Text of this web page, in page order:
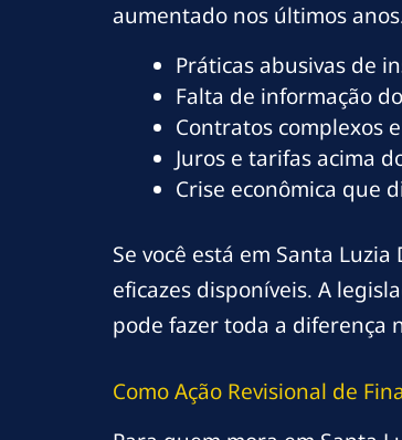
aumentado nos últimos
Práticas abusivas de
Falta de informação
Contratos complexos
Juros e tarifas acima
Crise econômica que
Se você está em Santa
eficazes disponíveis. A
pode fazer toda a diferença
Como Ação Revisional de